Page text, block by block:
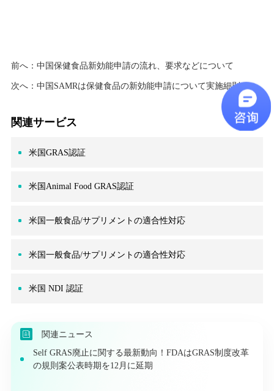
前へ： 中国保健食品新効能申請の流れ、要求などについて
次へ： 中国SAMRは保健食品の新効能申請について実施細則（意見募集稿）を公表
関連サービス
米国GRAS認証
米国Animal Food GRAS認証
米国一般食品/サプリメントの適合性対応
米国一般食品/サプリメントの適合性対応
米国 NDI 認証
関連ニュース
Self GRAS廃止に関する最新動向！FDAはGRAS制度改革
の規則案公表時期を12月に延期